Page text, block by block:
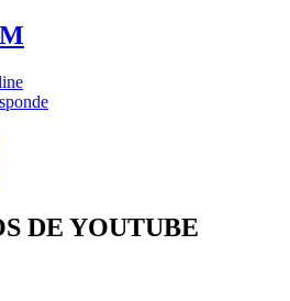
DE YOUTUBE